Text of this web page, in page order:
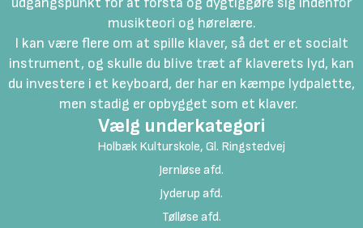
musikteori og hørelære.
I kan være flere om at spille klaver, så det er et socialt
instrument, og skulle du blive træt af klaverets lyd, kan
du investere i et keyboard, der har en kæmpe lydpalette,
men stadig er opbygget som et klaver.
Vælg underkategori
Holbæk Kulturskole, Gl. Ringstedvej
Jernløse afd.
Jyderup afd.
Tølløse afd.